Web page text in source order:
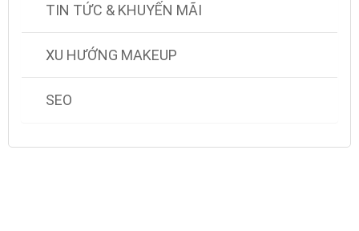
TIN TỨC & KHUYẾN MÃI
XU HƯỚNG MAKEUP
SEO